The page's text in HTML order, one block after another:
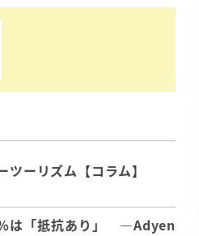
ーリズム【コラム】
％は「抵抗あり」 ―Adyen